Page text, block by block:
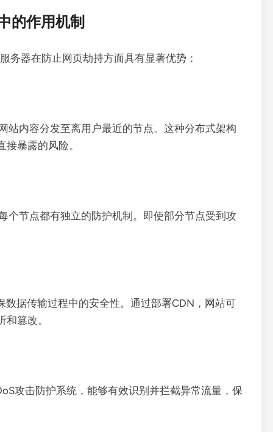
的作用机制
务器在防止网页劫持方面具有显著优势：
站内容分发至离用户最近的节点。这种分布式架构
暴露的风险。
个节点都有独立的防护机制。即使部分节点受到攻
数据传输过程中的安全性。通过部署CDN，网站可
篡改。
攻击防护系统，能够有效识别并拦截异常流量，保